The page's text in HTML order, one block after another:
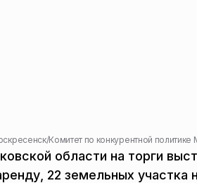
/Комитет по конкурентной политике
области на торги
22 земельных